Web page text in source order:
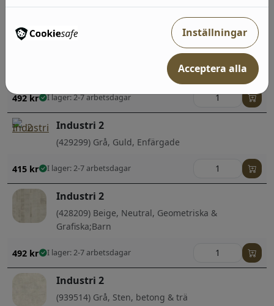
Populärt i denna kategori
(428223) Guld, Geometriska & Grafiska
492kr I lager: 2-7 arbetsdagar
Industri 2
(429299) Grå, Guld, Enfärgade
415 kr I lager: 2-7 arbetsdagar
Industri 2
(428209) Beige, Neutral, Geometriska &
Grafiska;Barn
492 kr I lager: 2-7 arbetsdagar
Industri 2
(939514) Grå, Sten, betong & trä
Inställningar
Acceptera alla